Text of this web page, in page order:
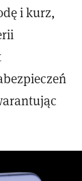
i kurz,